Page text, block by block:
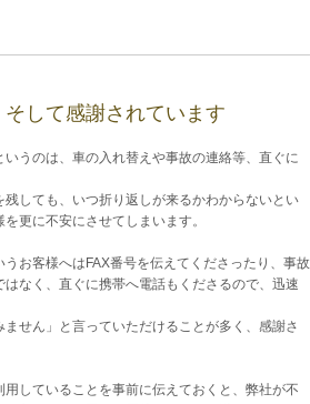
して感謝されています
うのは、車の入れ替えや事故の連絡等、直ぐに
しても、いつ折り返しが来るかわからないとい
更に不安にさせてしまいます。
お客様へはFAX番号を伝えてくださったり、事故
なく、直ぐに携帯へ電話もくださるので、迅速
せん」と言っていただけることが多く、感謝さ
していることを事前に伝えておくと、弊社が不